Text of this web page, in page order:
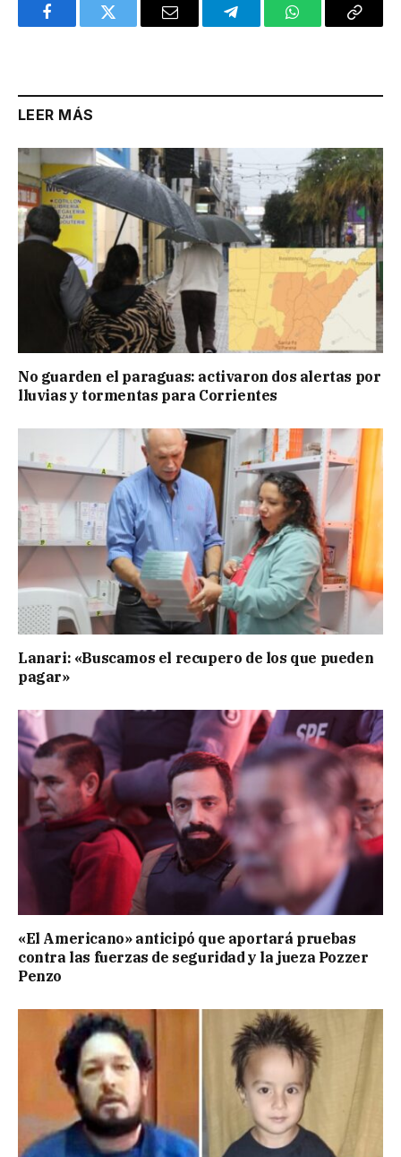
FacebookTwitter Email TelegramWhatsAppCopy
LEER MÁS
No guarden el paraguas: activaron dos alertas por
lluvias y tormentas para Corrientes
Lanari: «Buscamos el recupero de los que pueden
pagar»
«El Americano» anticipó que aportará pruebas
contra las fuerzas de seguridad y la jueza Pozzer
Penzo